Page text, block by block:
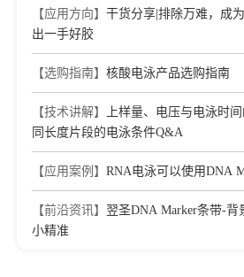
【应用方向】 干货分享|排除万难，成
出一手好胶
【选购指南】 核酸电泳产品选购指南
【技术讲解】
上样量、电压与电泳时
同长度片段的电泳条件Q&A
【应用案例】 RNA电泳可以使用DNA
【前沿资讯】 翌圣DNA Marker条带-
小精准